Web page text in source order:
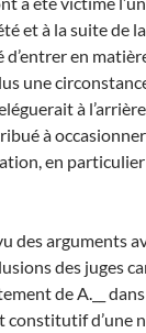
et à la suite de
d’entrer en
une
à
à
en particulier
des arguments
des juges
de A.__
constitutif d’une